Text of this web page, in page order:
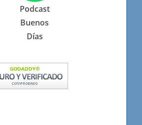
Podcast
Buenos
Días